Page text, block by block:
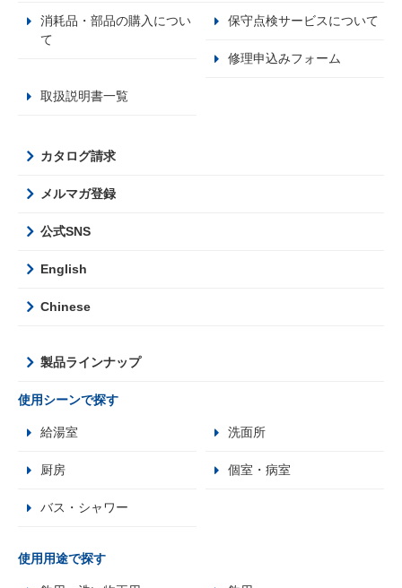
消耗品・部品の購入につい
て
保守点検サービスについて
修理申込みフォーム
取扱説明書一覧
カタログ請求
メルマガ登録
公式SNS
English
Chinese
製品ラインナップ
使用シーンで探す
給湯室 洗面所
厨房 個室・病室
バス・シャワー
使用用途で探す